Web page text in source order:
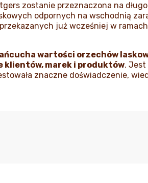
zostanie przeznaczona na
odpornych na wschodnią
już wcześniej w
wartości orzechów
klientów, marek i produktów. Jest
znaczne doświadczenie,